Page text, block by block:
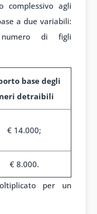
complessivo agli
a due variabili:
di figli
base degli
detraibili
€ 14.000;
€ 8.000.
per un